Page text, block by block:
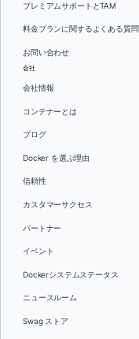
プレミアムサポートとTAM
料金プランに関するよくある質問
お問い合わせ
会社
会社情報
コンテナーとは
ブログ
Docker を選ぶ理由
信頼性
カスタマーサクセス
パートナー
イベント
Dockerシステムステータス
ニュースルーム
Swag ストア